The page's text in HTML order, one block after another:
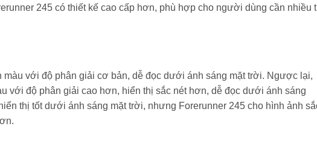
245 có thiết kế cao cấp hơn, phù hợp cho người dùng cần nhiều
màu với độ phân giải cơ bản, dễ đọc dưới ánh sáng mặt trời. Ngược lại,
với độ phân giải cao hơn, hiển thị sắc nét hơn, dễ đọc dưới ánh sáng
thị tốt dưới ánh sáng mặt trời, nhưng Forerunner 245 cho hình ảnh